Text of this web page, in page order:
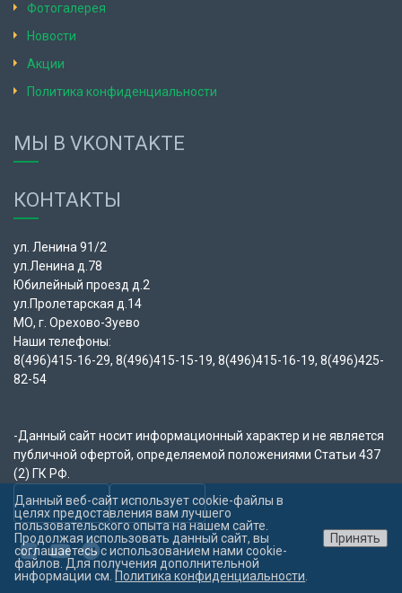
Фотогалерея
Новости
Акции
Политика конфиденциальности
МЫ В VKONTAKTE
КОНТАКТЫ
ул. Ленина 91/2
ул.Ленина д.78
Юбилейный проезд д.2
ул.Пролетарская д.14
МО, г. Орехово-Зуево
Наши телефоны:
8(496)415-16-29, 8(496)415-15-19, 8(496)415-16-19, 8(496)425-
82-54
-Данный сайт носит информационный характер и не является
публичной офертой, определяемой положениями Статьи 437
(2) ГК РФ.
4.9— 115 отзывов 4.4— 61 отзыв
Данный веб-сайт использует cookie-файлы в
целях предоставления вам лучшего
пользовательского опыта на нашем сайте.
Продолжая использовать данный сайт, вы
соглашаетесь с использованием нами cookie-
файлов. Для получения дополнительной
информации см. Политика конфиденциальности
Принять